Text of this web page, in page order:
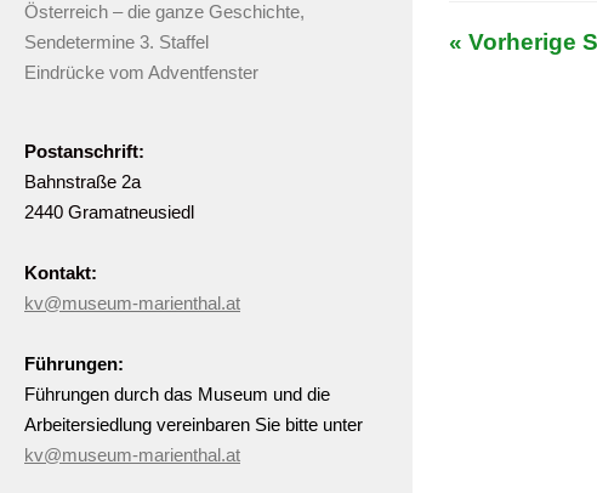
« Vorherige
Österreich – die ganze Geschichte,
Sendetermine 3. Staffel
Eindrücke vom Adventfenster
Postanschrift:
Bahnstraße 2a
2440 Gramatneusiedl
Kontakt:
kv@museum-marienthal.at
Führungen:
Führungen durch das Museum und die
Arbeitersiedlung vereinbaren Sie bitte unter
kv@museum-marienthal.at